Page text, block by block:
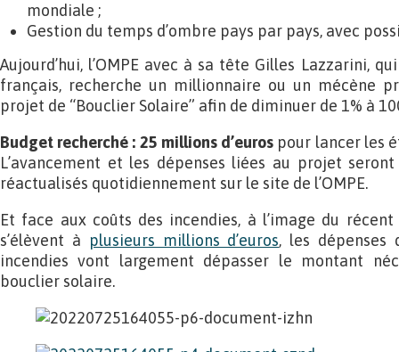
mondiale ;
Gestion du temps d’ombre pays par pays, avec
Aujourd’hui, l’OMPE avec à sa tête Gilles Lazzarini,
français, recherche un millionnaire ou un mécène
projet de “Bouclier Solaire” afin de diminuer de 1% à
Budget recherché : 25 millions d’euros pour lancer les
L’avancement et les dépenses liées au projet
réactualisés quotidiennement sur le site de l’OMPE.
Et face aux coûts des incendies, à l’image du
s’élèvent à plusieurs millions d’euros, les
incendies vont largement dépasser le montant
bouclier solaire.